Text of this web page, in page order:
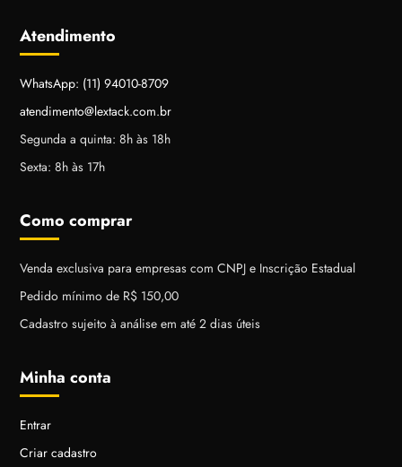
Atendimento
WhatsApp: (11) 94010-8709
atendimento@lextack.com.br
Segunda a quinta: 8h às 18h
Sexta: 8h às 17h
Como comprar
Venda exclusiva para empresas com CNPJ e Inscrição Estadual
Pedido mínimo de R$ 150,00
Cadastro sujeito à análise em até 2 dias úteis
Minha conta
Entrar
Criar cadastro